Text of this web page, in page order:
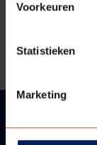
Voorkeuren
Statistieken
Marketing